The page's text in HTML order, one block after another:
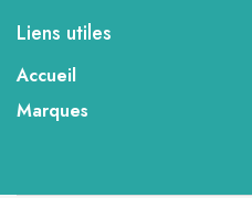
Liens utiles
Accueil
Marques